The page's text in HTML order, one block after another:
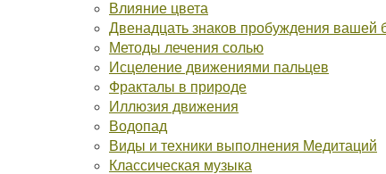
Влияние цвета
Двенадцать знаков пробуждения вашей
Методы лечения солью
Исцеление движениями пальцев
Фракталы в природе
Иллюзия движения
Водопад
Виды и техники выполнения Медитаций
Классическая музыка